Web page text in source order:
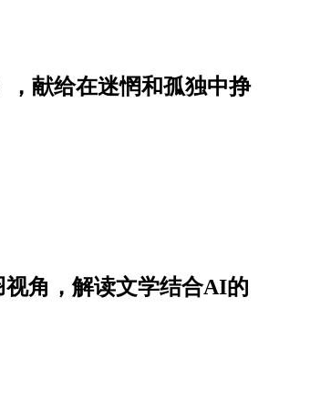
，献给在迷惘和孤独中挣
角，解读文学结合AI的